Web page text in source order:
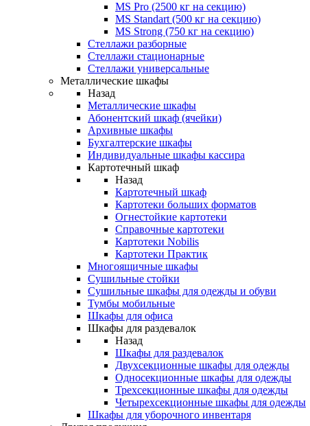
MS Pro (2500 кг на секцию)
MS Standart (500 кг на секцию)
MS Strong (750 кг на секцию)
Стеллажи разборные
Стеллажи стационарные
Стеллажи универсальные
Металлические шкафы
Назад
Металлические шкафы
Абонентский шкаф (ячейки)
Архивные шкафы
Бухгалтерские шкафы
Индивидуальные шкафы кассира
Картотечный шкаф
Назад
Картотечный шкаф
Картотеки больших форматов
Огнестойкие картотеки
Справочные картотеки
Картотеки Nobilis
Картотеки Практик
Многоящичные шкафы
Сушильные стойки
Сушильные шкафы для одежды и обуви
Тумбы мобильные
Шкафы для офиса
Шкафы для раздевалок
Назад
Шкафы для раздевалок
Двухсекционные шкафы для одежды
Односекционные шкафы для одежды
Трехсекционные шкафы для одежды
Четырехсекционные шкафы для одежды
Шкафы для уборочного инвентаря